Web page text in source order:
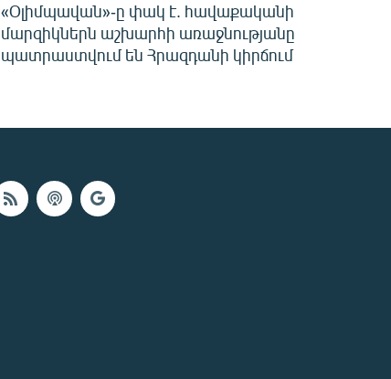
«Օլիմպավան»-ը փակ է. հավաքականի
մարզիկներն աշխարհի առաջնությանը
պատրաստվում են Հրազդանի կիրճում